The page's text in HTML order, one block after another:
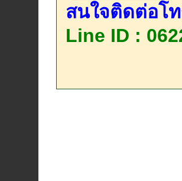
สนใจติดต่อโ
Line ID :